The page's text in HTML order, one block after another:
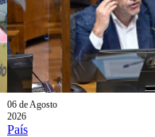
06 de Agosto
2026
País